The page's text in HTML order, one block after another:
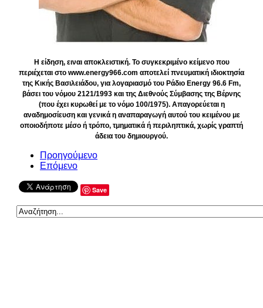
Η είδηση, ειναι αποκλειστική. Το συγκεκριμένο κείμενο που
περιέχεται στο www.energy966.com αποτελεί πνευματική ιδιοκτησία
της Κικής Βασιλειάδου, για λογαριασμό του Ράδιο Energy 96.6 Fm,
βάσει του νόμου 2121/1993 και της Διεθνούς Σύμβασης της Βέρνης
(που έχει κυρωθεί με το νόμο 100/1975). Απαγορεύεται η
αναδημοσίευση και γενικά η αναπαραγωγή αυτού του κειμένου με
οποιοδήποτε μέσο ή τρόπο, τμηματικά ή περιληπτικά, χωρίς γραπτή
άδεια του δημιουργού.
Προηγούμενο
Επόμενο
Save